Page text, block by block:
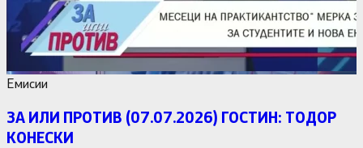
Емисии
ЗА ИЛИ ПРОТИВ (07.07.2026) ГОСТИН: ТОДОР
КОНЕСКИ